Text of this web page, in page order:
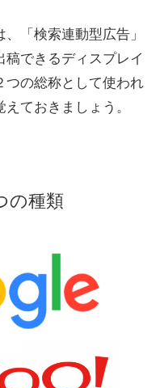
「検索連動型広告」
できるディスプレイ
つの総称として使われ
ておきましょう。
の種類